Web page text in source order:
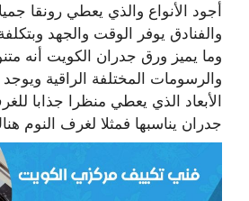
أجود الأنواع والذي يعطي رونقا
والفنادق يوفر الوقت والجهد
وما يميز ورق جدران الكويت أنه
والرسومات المختلفة الراقية ويوجد
الأبعاد الذي يعطي منظرا جذابا
جدران يناسبها فمثلا لغرف النوم